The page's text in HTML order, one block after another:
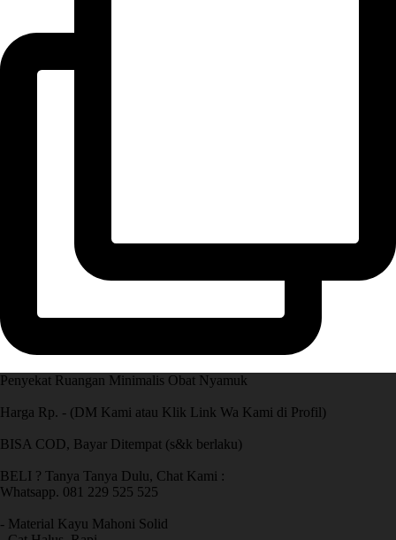
Penyekat Ruangan Minimalis Obat Nyamuk
Harga Rp. - (DM Kami atau Klik Link Wa Kami di Profil)
BISA COD, Bayar Ditempat (s&k berlaku)
BELI ? Tanya Tanya Dulu, Chat Kami :
Whatsapp. 081 229 525 525
- Material Kayu Mahoni Solid